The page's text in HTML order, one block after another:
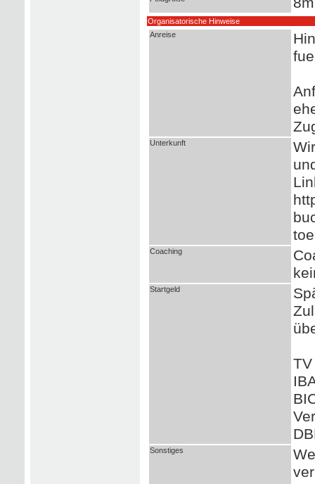
Organisatorische Hinweise
Anreise
Unterkunft
Coaching
Startgeld
Sonstiges